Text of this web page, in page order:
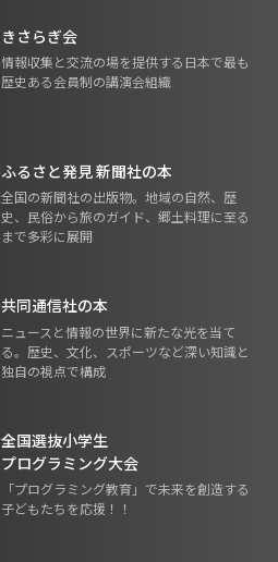
きさらぎ会
情報収集と交流の場を提供する日本で最も
歴史ある会員制の講演会組織
ふるさと発見 新聞社の本
全国の新聞社の出版物。地域の自然、歴
史、民俗から旅のガイド、郷土料理に至る
まで多彩に展開
共同通信社の本
ニュースと情報の世界に新たな光を当て
る。歴史、文化、スポーツなど深い知識と
独自の視点で構成
全国選抜小学生
プログラミング大会
「プログラミング教育」で未来を創造する
子どもたちを応援！！